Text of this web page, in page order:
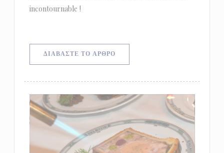
incontournable !
ΔΙΑΒΆΣΤΕ ΤΟ ΆΡΘΡΟ((ΑΝΟΊΓΕΙ ΣΕ ΝΈΟ ΠΑΡΆΘΥΡΟ))